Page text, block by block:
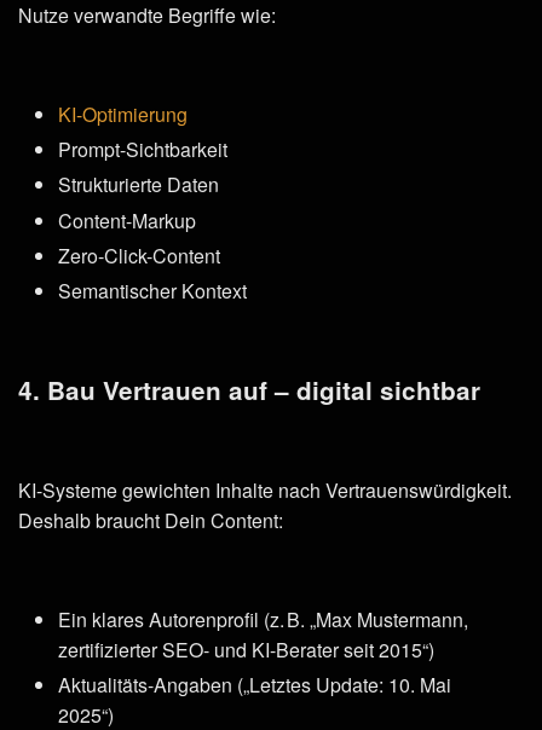
Nutze verwandte Begriffe wie:
KI-Optimierung
Prompt-Sichtbarkeit
Strukturierte Daten
Content-Markup
Zero-Click-Content
Semantischer Kontext
4. Bau Vertrauen auf – digital sichtbar
KI-Systeme gewichten Inhalte nach Vertrauenswürdigkeit.
Deshalb braucht Dein Content:
Ein klares Autorenprofil (z. B. „Max Mustermann,
zertifizierter SEO- und KI-Berater seit 2015“)
Aktualitäts-Angaben („Letztes Update: 10. Mai
2025“)